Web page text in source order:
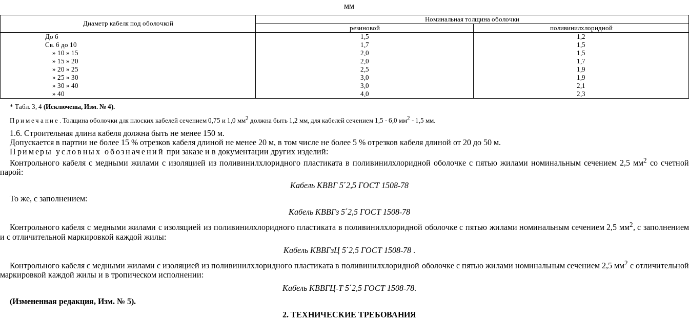
мм
Диаметр кабеля под оболочкой
Номинальная толщина оболочки
резиновой
поливинилхлоридной
До 6
1,5
1,2
Св. 6 до 10
1,7
1,5
» 10 » 15
2,0
1,5
» 15 » 20
2,0
1,7
» 20 » 25
2,5
1,9
» 25 » 30
3,0
1,9
» 30 » 40
3,0
2,1
» 40
4,0
2,3
* Табл. 3 , 4 (Исключены, Изм. № 4).
Примечание . Толщина оболочки для плоских кабелей сечением 0,75 и 1,0 мм2 должна быть 1,2 мм, для кабелей сечением 1,5 - 6,0 мм2 - 1,5 мм.
1.6. Строительная длина кабеля должна быть не менее 150 м.
Допускается в партии не более 15 % отрезков кабеля длиной не менее 20 м, в том числе не более 5 % отрезков кабеля длиной от 20 до 50 м.
Примеры условных обозначений при заказе и в документации других изделий:
Контрольного кабеля с медными жилами с изоляцией из поливинилхлоридного пластиката в поливинилхлоридной оболочке с пятью жилами номинальным сечением 2,5 мм2 со счетной
парой:
Кабель КВВГ 5´2,5 ГОСТ 1508-78
То же, с заполнением:
Кабель КВВГз 5´2,5 ГОСТ 1508-78
Контрольного кабеля с медными жилами с изоляцией из поливинилхлоридного пластиката в поливинилхлоридной оболочке с пятью жилами номинальным сечением 2,5 мм2, с заполнением
и с отличительной маркировкой каждой жилы:
Кабель КВВГзЦ 5´2,5 ГОСТ 1508-78.
Контрольного кабеля с медными жилами с изоляцией из поливинилхлоридного пластиката в поливинилхлоридной оболочке с пятью жилами номинальным сечением 2,5 мм2 с отличительной
маркировкой каждой жилы и в тропическом исполнении:
Кабель КВВГЦ-Т 5´2,5 ГОСТ 1508-78.
(Измененная редакция, Изм. № 5).
2. ТЕХНИЧЕСКИЕ ТРЕБОВАНИЯ